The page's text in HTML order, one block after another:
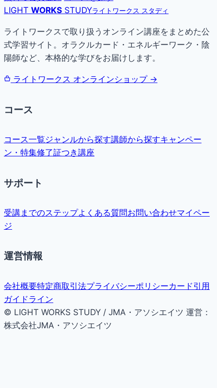
LIGHT WORKS STUDYライトワークス スタディ
ライトワークスで取り扱うオンライン講座をまとめた公
式学習サイト。オラクルカード・エネルギーワーク・陰
陽師など、本格的な学びをお届けします。
ライトワークス オンラインショップ →
コース
コース一覧ジャンルから探す講師から探すキャンペー
ン・特集修了証つき講座
サポート
受講までのステップよくある質問お問い合わせマイペー
ジ
運営情報
会社概要特定商取引法プライバシーポリシーカード引用
ガイドライン
© LIGHT WORKS STUDY / JMA・アソシエイツ 運営：
株式会社JMA・アソシエイツ